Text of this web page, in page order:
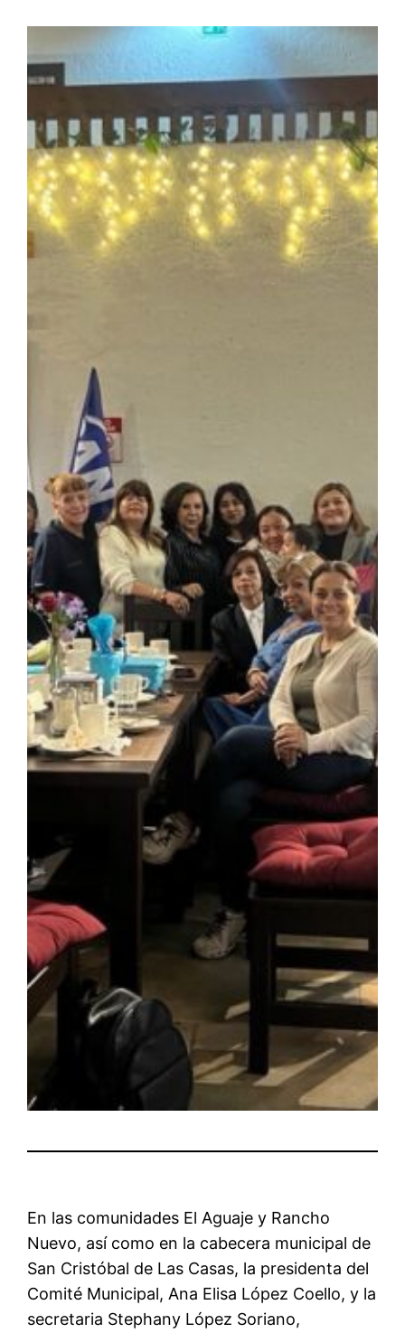
En las comunidades El Aguaje y Rancho
Nuevo, así como en la cabecera municipal de
San Cristóbal de Las Casas, la presidenta del
Comité Municipal, Ana Elisa López Coello, y la
secretaria Stephany López Soriano,